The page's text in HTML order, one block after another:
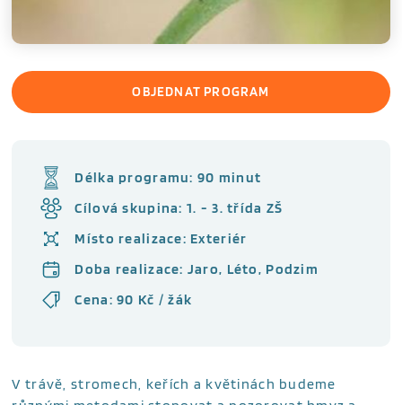
OBJEDNAT PROGRAM
Délka programu: 90 minut
Cílová skupina: 1. - 3. třída ZŠ
Místo realizace: Exteriér
Doba realizace: Jaro, Léto, Podzim
Cena: 90 Kč / žák
V trávě, stromech, keřích a květinách budeme